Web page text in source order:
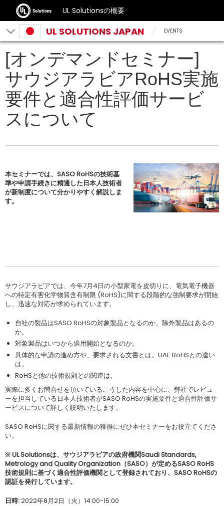
UL Solutionsの概要
UL SOLUTIONS JAPAN EVENTS
[オンデマンドセミナー]
サウジアラビアRoHS実施
要件と適合性評価サービ
スについて
本セミナーでは、SASO RoHSの技術基
準や申請手続きに精通した日本人技術者
が新制度について分かりやすく解説しま
す。
サウジアラビアでは、今年7月4日の小型家電を皮切りに、電気電子機器
への特定有害化学物質含有制限 (RoHS)に関する段階的な強制要求が開始
し、迅速な対応が求められています。
自社の製品はSASO RoHSの対象製品となるのか。除外製品はあるの
か。
対象製品はいつから適用開始となるのか。
具体的な申請の進め方や、要求される文書とは。UAE RoHSとの違い
は。
RoHSと他の技術規則との関連は。
実際に多くお問合せを頂いているこうした内容を中心に、弊社でレビュ
ーを担当している日本人技術者がSASO RoHSの実施要件と適合性評価サ
ービスについて詳しく説明いたします。
SASO RoHSに関する最新情報の獲得にぜひ本セミナーをお役立てくださ
い。
※ UL Solutionsは、サウジアラビアの政府機関Saudi Standards,
Metrology and Quality Organization（SASO）が定めるSASO RoHS
技術規則に基づく適合性評価機関として登録されており、SASO RoHSの
認証を発行しています。
日時:2022年8月2日（火）14:00-15:00